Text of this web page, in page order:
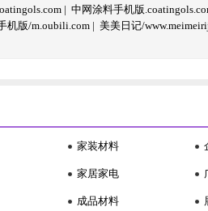
| 中网涂料手机版
机版/m.oubili.com | 美美日记/
家装材料
家居家电
成品材料